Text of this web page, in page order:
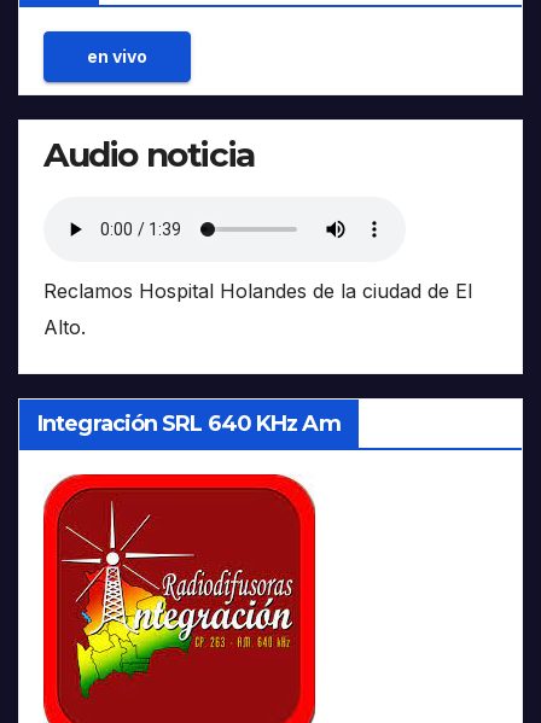
en vivo
Audio noticia
Reclamos Hospital Holandes de la ciudad de El
Alto.
Integración SRL 640 KHz Am